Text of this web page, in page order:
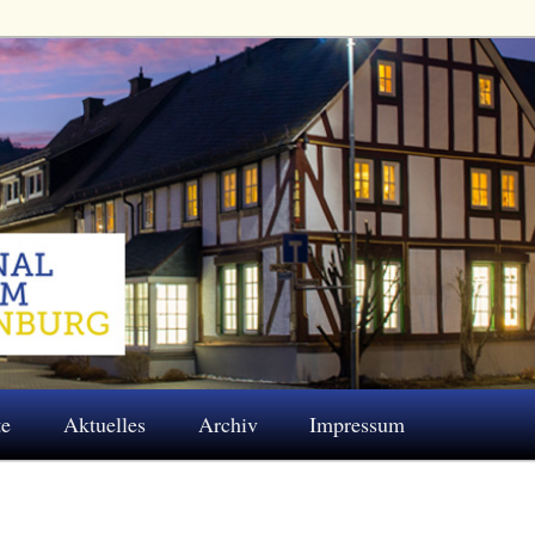
Eschenburg e.V.
Aktuelles Archiv Impressum